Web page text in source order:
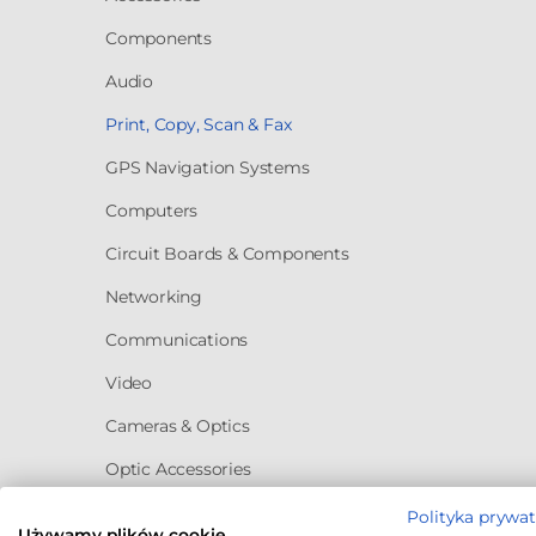
Components
Audio
Print, Copy, Scan & Fax
GPS Navigation Systems
Computers
Circuit Boards & Components
Networking
Communications
Video
Cameras & Optics
Optic Accessories
Business & Industrial
Polityka